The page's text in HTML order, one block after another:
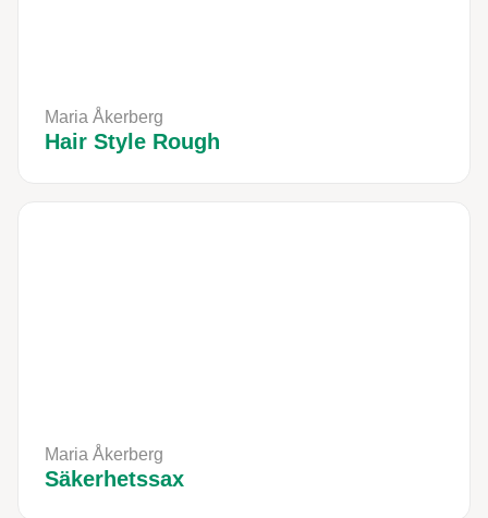
Maria Åkerberg
Hair Style Rough
Maria Åkerberg
Säkerhetssax